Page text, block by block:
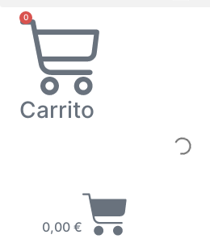
0
Carrito
0,00 €